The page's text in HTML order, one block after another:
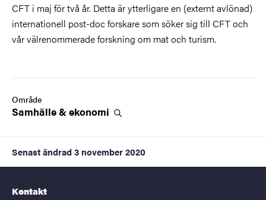
CFT i maj för två år. Detta är ytterligare en (externt avlönad)
internationell post-doc forskare som söker sig till CFT och
vår välrenommerade forskning om mat och turism.
Område
Samhälle &ekonomi
Senast ändrad 3 november 2020
Kontakt